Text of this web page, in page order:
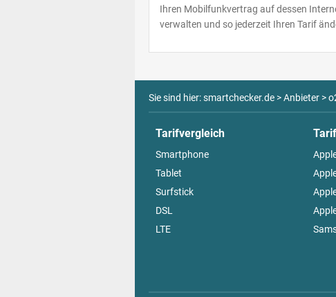
Ihren Mobilfunkvertrag auf dessen
verwalten und so jederzeit Ihren Tarif
Sie sind hier:smartchecker.de>Anbieter>
Tarifvergleich
Smartphone
Tablet
Surfstick
DSL
LTE